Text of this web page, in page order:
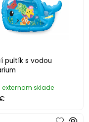
pultík s vodou
externom sklade